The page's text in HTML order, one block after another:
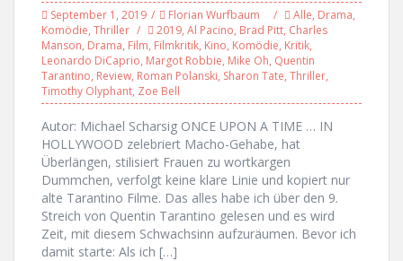
September 1, 2019 Florian Wurfbaum Alle, Drama,
Komödie, Thriller 2019, Al Pacino, Brad Pitt, Charles
Manson, Drama, Film, Filmkritik, Kino, Komödie, Kritik,
Leonardo DiCaprio, Margot Robbie, Mike Oh, Quentin
Tarantino, Review, Roman Polanski, Sharon Tate, Thriller,
Timothy Olyphant, Zoe Bell
Autor: Michael Scharsig ONCE UPON A TIME … IN
HOLLYWOOD zelebriert Macho-Gehabe, hat
Überlängen, stilisiert Frauen zu wortkargen
Dummchen, verfolgt keine klare Linie und kopiert nur
alte Tarantino Filme. Das alles habe ich über den 9.
Streich von Quentin Tarantino gelesen und es wird
Zeit, mit diesem Schwachsinn aufzuräumen. Bevor ich
damit starte: Als ich […]